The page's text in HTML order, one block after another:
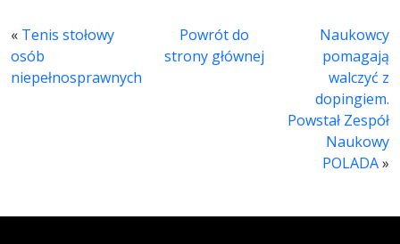
« Tenis stołowy
osób
niepełnosprawnych
Powrót do
strony głównej
Naukowcy
pomagają
walczyć z
dopingiem.
Powstał Zespół
Naukowy
POLADA»